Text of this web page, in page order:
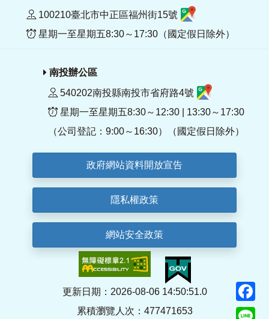
100210臺北市中正區福州街15號
星期一至星期五8:30～17:30（國定假日除外）
南投辦公區
540202南投縣南投市省府路4號
星期一至星期五8:30～12:30 | 13:30～17:30
（公司登記：9:00～16:30）（國定假日除外）
政府網站資料開放宣告
隱私權政策
網站安全政策
更新日期：2026-08-06 14:50:51.0
累積瀏覽人次：477471653